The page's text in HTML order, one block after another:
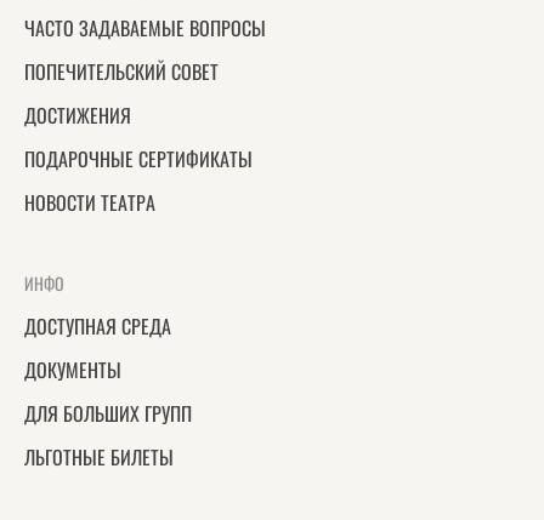
ЧАСТО ЗАДАВАЕМЫЕ ВОПРОСЫ
ПОПЕЧИТЕЛЬСКИЙ СОВЕТ
ДОСТИЖЕНИЯ
ПОДАРОЧНЫЕ СЕРТИФИКАТЫ
НОВОСТИ ТЕАТРА
ИНФО
ДОСТУПНАЯ СРЕДА
ДОКУМЕНТЫ
ДЛЯ БОЛЬШИХ ГРУПП
ЛЬГОТНЫЕ БИЛЕТЫ